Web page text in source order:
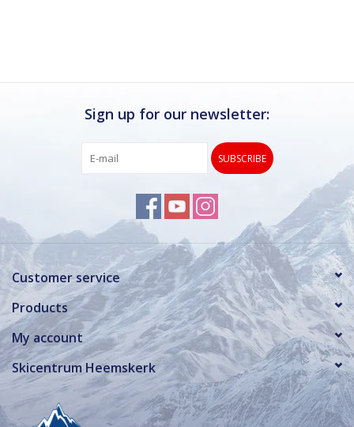
Sign up for our newsletter:
SUBSCRIBE
Customer service
Products
My account
Skicentrum Heemskerk